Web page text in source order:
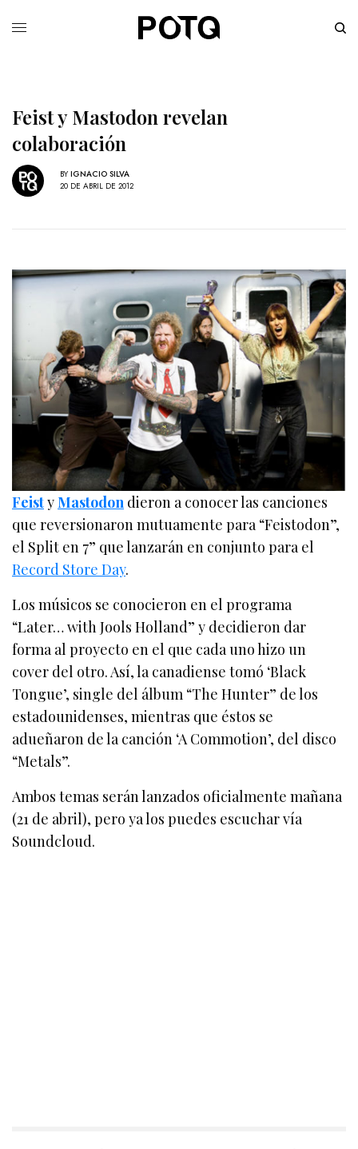
Feist y Mastodon revelan
colaboración
BY IGNACIO SILVA
20 DE ABRIL DE 2012
FeistyMastodon dieron a conocer las canciones
que reversionaron mutuamente para “Feistodon”,
el Split en 7” que lanzarán en conjunto para el
Record Store Day.
Los músicos se conocieron en el programa
“Later… with Jools Holland” y decidieron dar
forma al proyecto en el que cada uno hizo un
cover del otro. Así, la canadiense tomó ‘Black
Tongue’, single del álbum “The Hunter” de los
estadounidenses, mientras que éstos se
adueñaron de la canción ‘A Commotion’, del disco
“Metals”.
Ambos temas serán lanzados oficialmente mañana
(21 de abril), pero ya los puedes escuchar vía
Soundcloud.